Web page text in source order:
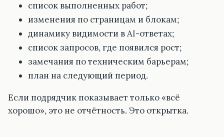
список выполненных работ;
изменения по страницам и блокам;
динамику видимости в AI-ответах;
список запросов, где появился рост;
замечания по техническим барьерам;
план на следующий период.
Если подрядчик показывает только «всё
хорошо», это не отчётность. Это открытка.